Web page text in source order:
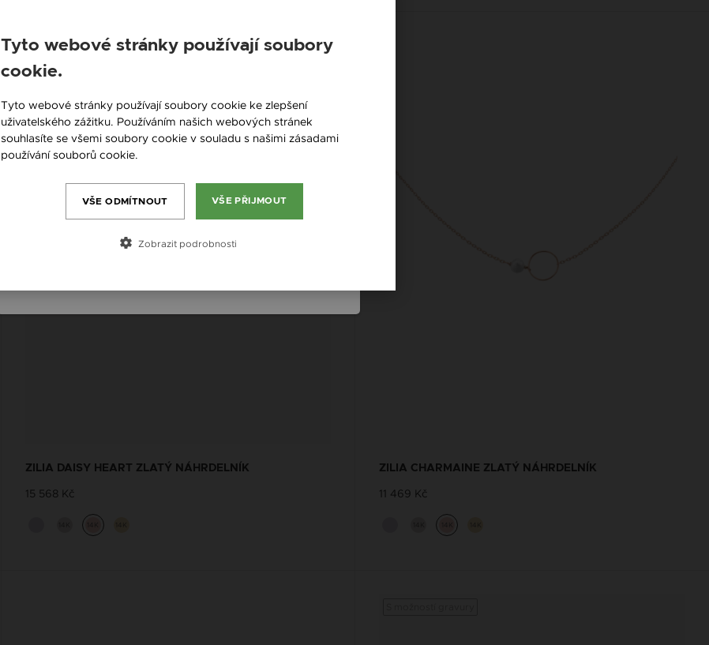
Nová kolekce
ZILIA DAISY HEART ZLATÝ NÁHRDELNÍK
15 568 Kč
ZILIA CHARMAINE ZLATÝ NÁHRDELNÍK
11 469 Kč
Česká republika / CZ
Slovensko / SK
Magyarország / HU
Tyto webové stránky používají soubory
cookie.
Tyto webové stránky používají soubory cookie ke zlepšení
uživatelského zážitku. Používáním našich webových stránek
souhlasíte se všemi soubory cookie v souladu s našimi zásadami
používání souborů cookie.
VŠE PŘIJMOUT
VŠE ODMÍTNOUT
Zobrazit podrobnosti